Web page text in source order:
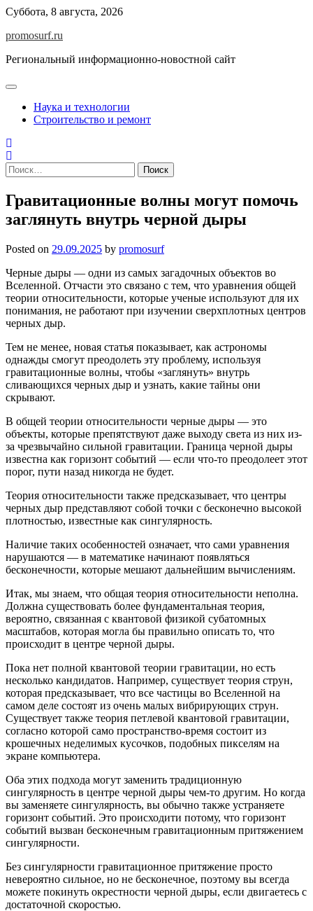
Skip
content
Суббота, 8 августа, 2026
promosurf.ru
Региональный информационно-новостной сайт
Наука и технологии
Строительство и ремонт
Найти:
Гравитационные волны могут помочь
заглянуть внутрь черной дыры
Posted on 29.09.2025 by promosurf
Черные дыры — одни из самых загадочных объектов во
Вселенной. Отчасти это связано с тем, что уравнения общей
теории относительности, которые ученые используют для их
понимания, не работают при изучении сверхплотных центров
черных дыр.
Тем не менее, новая статья показывает, как астрономы
однажды смогут преодолеть эту проблему, используя
гравитационные волны, чтобы «заглянуть» внутрь
сливающихся черных дыр и узнать, какие тайны они
скрывают.
В общей теории относительности черные дыры — это
объекты, которые препятствуют даже выходу света из них из-
за чрезвычайно сильной гравитации. Граница черной дыры
известна как горизонт событий — если что-то преодолеет этот
порог, пути назад никогда не будет.
Теория относительности также предсказывает, что центры
черных дыр представляют собой точки с бесконечно высокой
плотностью, известные как сингулярность.
Наличие таких особенностей означает, что сами уравнения
нарушаются — в математике начинают появляться
бесконечности, которые мешают дальнейшим вычислениям.
Итак, мы знаем, что общая теория относительности неполна.
Должна существовать более фундаментальная теория,
вероятно, связанная с квантовой физикой субатомных
масштабов, которая могла бы правильно описать то, что
происходит в центре черной дыры.
Пока нет полной квантовой теории гравитации, но есть
несколько кандидатов. Например, существует теория струн,
которая предсказывает, что все частицы во Вселенной на
самом деле состоят из очень малых вибрирующих струн.
Существует также теория петлевой квантовой гравитации,
согласно которой само пространство-время состоит из
крошечных неделимых кусочков, подобных пикселям на
экране компьютера.
Оба этих подхода могут заменить традиционную
сингулярность в центре черной дыры чем-то другим. Но когда
вы заменяете сингулярность, вы обычно также устраняете
горизонт событий. Это происходити потому, что горизонт
событий вызван бесконечным гравитационным притяжением
сингулярности.
Без сингулярности гравитационное притяжение просто
невероятно сильное, но не бесконечное, поэтому вы всегда
можете покинуть окрестности черной дыры, если двигаетесь с
достаточной скоростью.